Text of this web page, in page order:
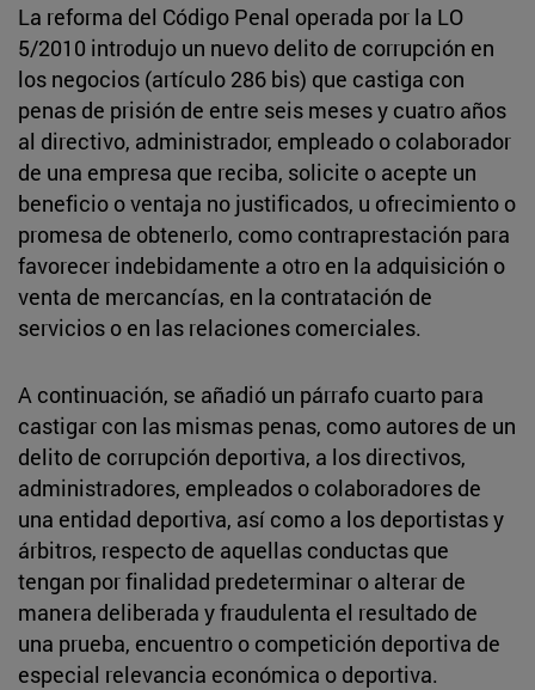
La reforma del Código Penal operada por la LO
5/2010 introdujo un nuevo delito de corrupción en
los negocios (artículo 286 bis) que castiga con
penas de prisión de entre seis meses y cuatro años
al directivo, administrador, empleado o colaborador
de una empresa que reciba, solicite o acepte un
beneficio o ventaja no justificados, u ofrecimiento o
promesa de obtenerlo, como contraprestación para
favorecer indebidamente a otro en la adquisición o
venta de mercancías, en la contratación de
servicios o en las relaciones comerciales.
A continuación, se añadió un párrafo cuarto para
castigar con las mismas penas, como autores de un
delito de corrupción deportiva, a los directivos,
administradores, empleados o colaboradores de
una entidad deportiva, así como a los deportistas y
árbitros, respecto de aquellas conductas que
tengan por finalidad predeterminar o alterar de
manera deliberada y fraudulenta el resultado de
una prueba, encuentro o competición deportiva de
especial relevancia económica o deportiva.